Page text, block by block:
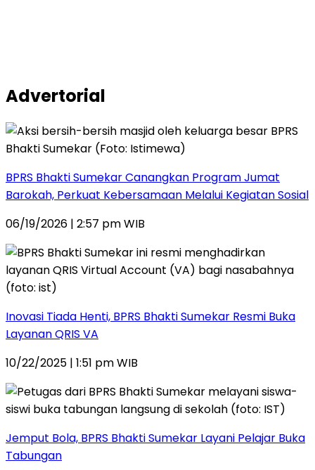
Advertorial
BPRS Bhakti Sumekar Canangkan Program Jumat
Barokah, Perkuat Kebersamaan Melalui Kegiatan Sosial
06/19/2026 | 2:57 pm WIB
Inovasi Tiada Henti, BPRS Bhakti Sumekar Resmi Buka
Layanan QRIS VA
10/22/2025 | 1:51 pm WIB
Jemput Bola, BPRS Bhakti Sumekar Layani Pelajar Buka
Tabungan